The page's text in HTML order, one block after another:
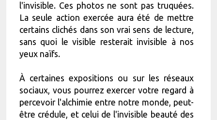
l'invisible. Ces photos ne sont pas truquées.
La seule action exercée aura été de mettre
certains clichés dans son vrai sens de lecture,
sans quoi le visible resterait invisible à nos
yeux naïfs.
À certaines expositions ou sur les réseaux
sociaux, vous pourrez exercer votre regard à
percevoir l'alchimie entre notre monde, peut-
être crédule, et celui de l'invisible beauté des